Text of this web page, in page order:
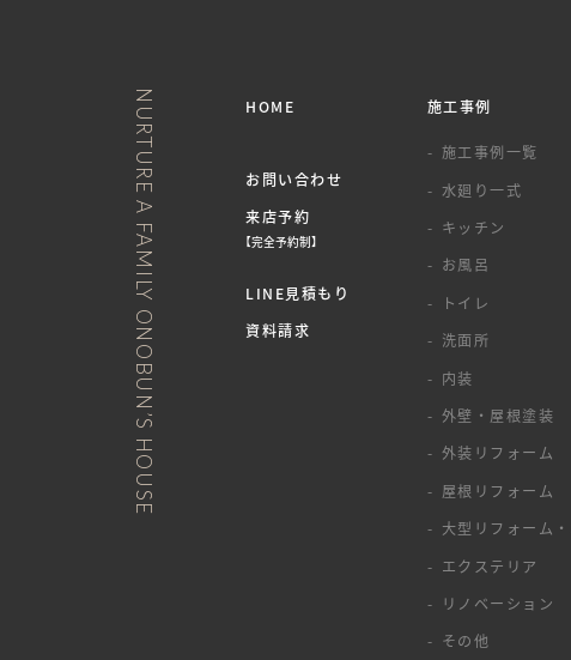
NURTURE A FAMILY ONOBUN’S HOUSE HOME
お問い合わせ
来店予約
【完全予約制】
LINE見積もり
資料請求
施工事例
施工事例一覧
水廻り一式
キッチン
お風呂
トイレ
洗面所
内装
外壁・屋根塗装
外装リフォーム
屋根リフォーム
大型リフォーム
エクステリア
リノベーション
その他